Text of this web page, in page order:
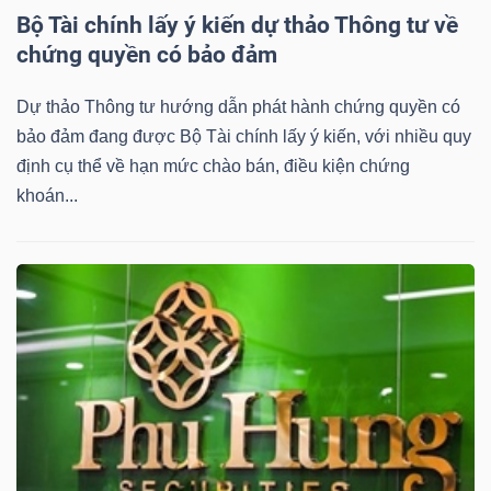
Bộ Tài chính lấy ý kiến dự thảo Thông tư về
chứng quyền có bảo đảm
Dự thảo Thông tư hướng dẫn phát hành chứng quyền có
bảo đảm đang được Bộ Tài chính lấy ý kiến, với nhiều quy
định cụ thể về hạn mức chào bán, điều kiện chứng
khoán...
TIÊU
DÙNG
THIẾT
CHĂM
SÓC
KHỎE